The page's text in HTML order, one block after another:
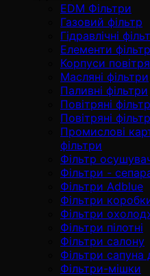
EDM Фільтри
Газовий фільтр
Гідравлічні
Елементи
Корпуси
Масляні фільтри
Паливні фільтри
Повітряні
Повітряні
Промислові
фільтри
Фільтр
Фільтри -
Фільтри Adblue
Фільтри
Фільтри
Фільтри пілотні
Фільтри салону
Фільтри сапуна
Фільтри-мішки